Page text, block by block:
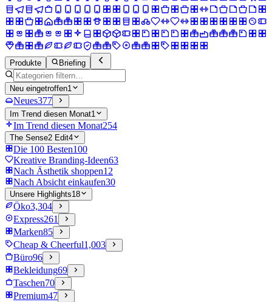
Produkte Briefing
Neu eingetroffen1
Neues377
Im Trend diesen Monat1
Im Trend diesen Monat254
The Sense2 Edit4
Die 100 Besten100
Kreative Branding-Ideen63
Nach Ästhetik shoppen12
Nach Absicht einkaufen30
Unsere Highlights18
Öko3,304
Express261
Marken85
Cheap & Cheerful1,003
Büro96
Bekleidung69
Taschen70
Premium47